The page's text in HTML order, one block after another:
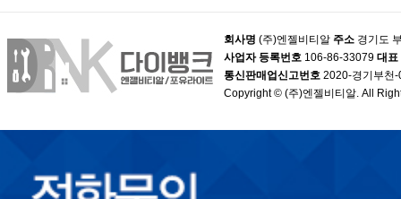
회사명 (주)엔젤비티알 주소 경기도
사업자 등록번호 106-86-33079 대표
통신판매업신고번호 2020-경기부천
Copyright © (주)엔젤비티알. All